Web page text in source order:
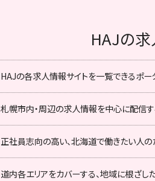
HAJの求
HAJの各求人情報サイトを一覧できるポー
札幌市内・周辺の求人情報を中心に配信
正社員志向の高い、北海道で働きたい人の
道内各エリアをカバーする、地域に根ざし